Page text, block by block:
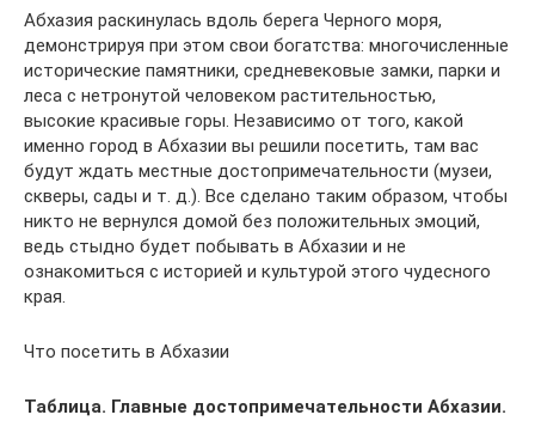
Абхазия раскинулась вдоль берега Черного моря,
демонстрируя при этом свои богатства: многочисленные
исторические памятники, средневековые замки, парки и
леса с нетронутой человеком растительностью,
высокие красивые горы. Независимо от того, какой
именно город в Абхазии вы решили посетить, там вас
будут ждать местные достопримечательности (музеи,
скверы, сады и т. д.). Все сделано таким образом, чтобы
никто не вернулся домой без положительных эмоций,
ведь стыдно будет побывать в Абхазии и не
ознакомиться с историей и культурой этого чудесного
края.
Что посетить в Абхазии
Таблица. Главные достопримечательности Абхазии.